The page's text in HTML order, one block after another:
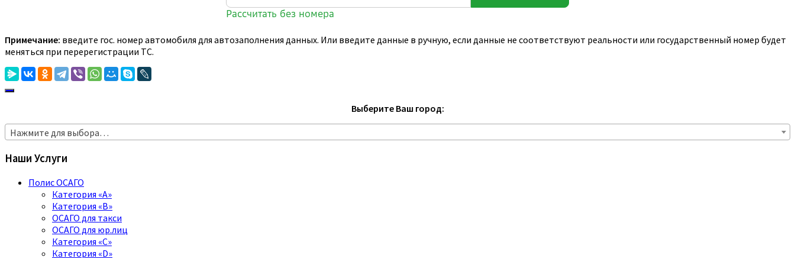
Примечание: введите гос. номер автомобиля для автозаполнения данных. Или введите данные в ручную, если данные не соответствуют реальности или государственный номер будет
меняться при перерегистрации ТС.
Выберите Ваш город:
Нажмите для выбора…
Наши Услуги
Полис ОСАГО
Категория «A»
Категория «B»
ОСАГО для такси
ОСАГО для юр.лиц
Категория «C»
Категория «D»